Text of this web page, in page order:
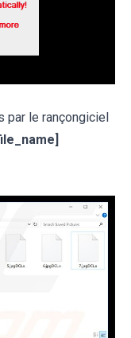
le rançongiciel